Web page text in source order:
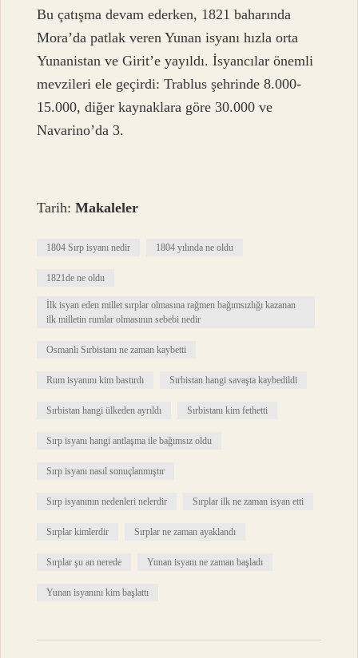
Bu çatışma devam ederken, 1821 baharında
Mora’da patlak veren Yunan isyanı hızla orta
Yunanistan ve Girit’e yayıldı. İsyancılar önemli
mevzileri ele geçirdi: Trablus şehrinde 8.000-
15.000, diğer kaynaklara göre 30.000 ve
Navarino’da 3.
Tarih:Makaleler
1804 Sırp isyanı nedir 1804 yılında ne oldu
1821de ne oldu
İlk isyan eden millet sırplar olmasına rağmen bağımsızlığı kazanan
ilk milletin rumlar olmasının sebebi nedir
Osmanlı Sırbistanı ne zaman kaybetti
Rum isyanını kim bastırdı Sırbistan hangi savaşta kaybedildi
Sırbistan hangi ülkeden ayrıldı Sırbistanı kim fethetti
Sırp isyanı hangi antlaşma ile bağımsız oldu
Sırp isyanı nasıl sonuçlanmıştır
Sırp isyanının nedenleri nelerdir Sırplar ilk ne zaman isyan etti
Sırplar kimlerdir Sırplar ne zaman ayaklandı
Sırplar şu an nerede Yunan isyanı ne zaman başladı
Yunan isyanını kim başlattı